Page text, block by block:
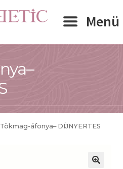
Menü
Tökmag-áfonya– DÍJNYERTES